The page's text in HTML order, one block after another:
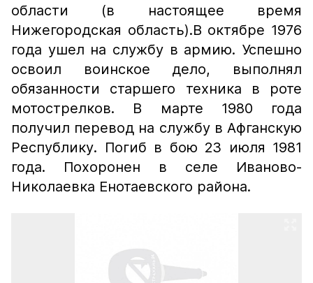
области (в настоящее время
Нижегородская область).В октябре 1976
года ушел на службу в армию. Успешно
освоил воинское дело, выполнял
обязанности старшего техника в роте
мотострелков. В марте 1980 года
получил перевод на службу в Афганскую
Республику. Погиб в бою 23 июля 1981
года. Похоронен в селе Иваново-
Николаевка Енотаевского района.